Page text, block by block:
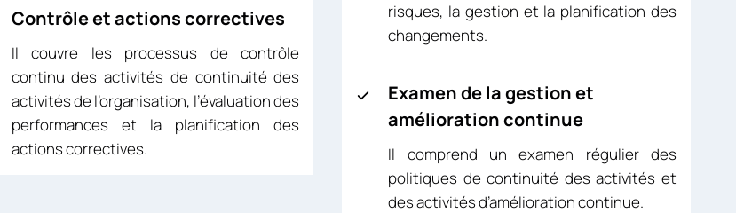
Contrôle et actions correctives
Il couvre les processus de contrôle
continu des activités de continuité des
activités de l’organisation, l’évaluation des
performances et la planification des
actions correctives.
risques, la gestion et la planification des
changements.
Examen de la gestion et
amélioration continue
Il comprend un examen régulier des
politiques de continuité des activités et
des activités d’amélioration continue.